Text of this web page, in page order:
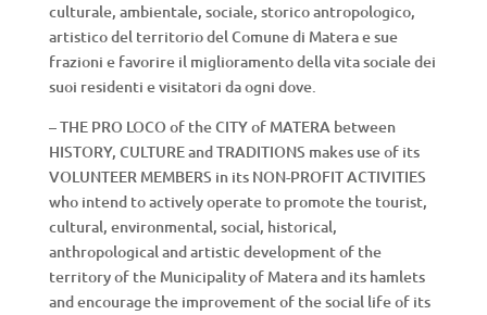
culturale, ambientale, sociale, storico antropologico,
artistico del territorio del Comune di Matera e sue
frazioni e favorire il miglioramento della vita sociale dei
suoi residenti e visitatori da ogni dove.
– THE PRO LOCO of the CITY of MATERA between
HISTORY, CULTURE and TRADITIONS makes use of its
VOLUNTEER MEMBERS in its NON-PROFIT ACTIVITIES
who intend to actively operate to promote the tourist,
cultural, environmental, social, historical,
anthropological and artistic development of the
territory of the Municipality of Matera and its hamlets
and encourage the improvement of the social life of its